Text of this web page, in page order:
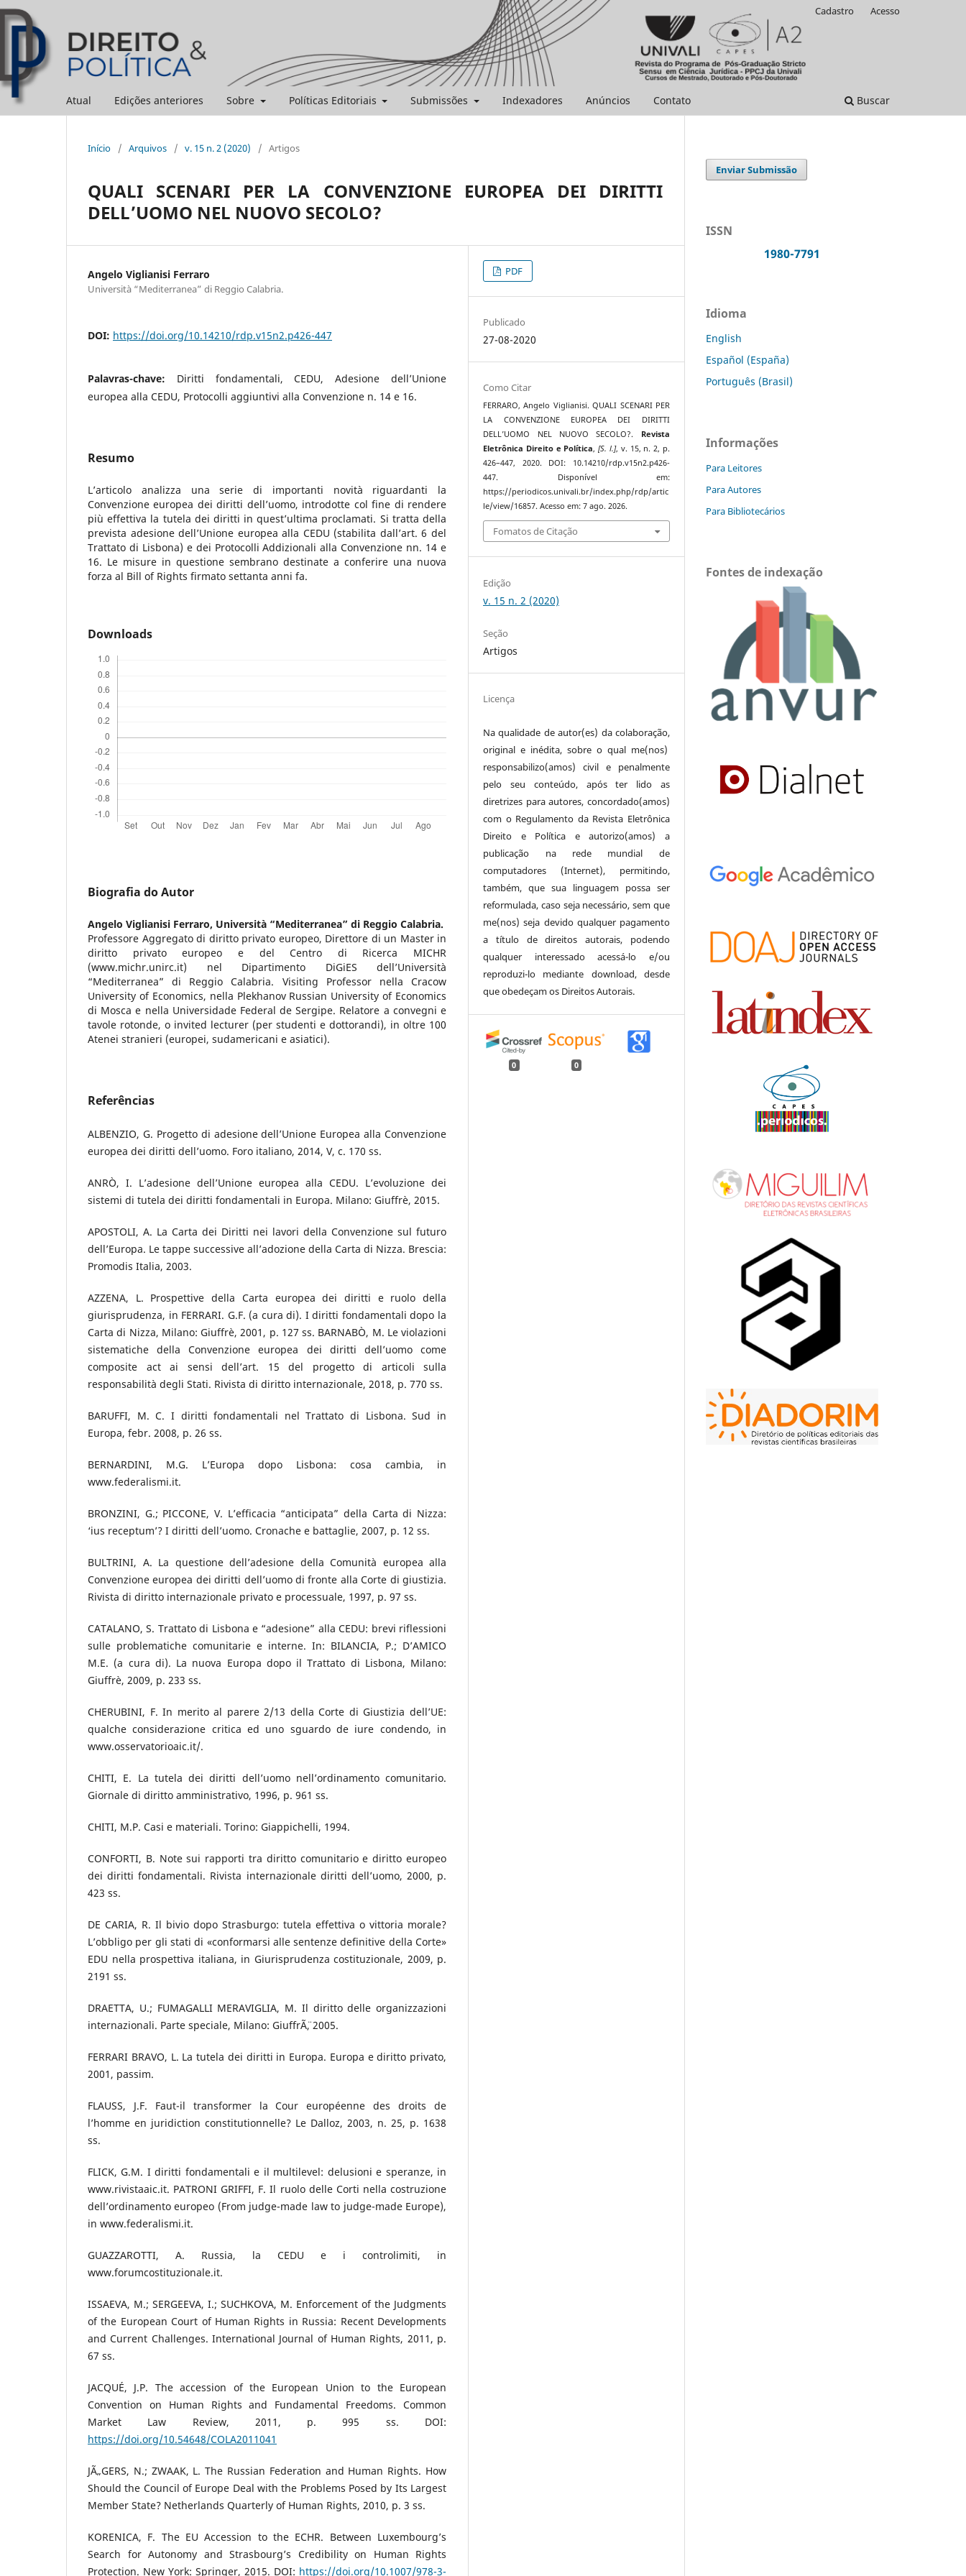
Atual Edições anteriores Sobre Políticas Editoriais Submissões Indexadores Anúncios Contato Buscar
Cadastro Acesso
Início / Arquivos / v. 15 n. 2 (2020) / Artigos
QUALI SCENARI PER LA CONVENZIONE EUROPEA DEI DIRITTI
DELL’UOMO NEL NUOVO SECOLO?
Angelo Viglianisi Ferraro
Università “Mediterranea” di Reggio Calabria.
DOI: https://doi.org/10.14210/rdp.v15n2.p426-447
Palavras-chave: Diritti fondamentali, CEDU, Adesione dell’Unione
europea alla CEDU, Protocolli aggiuntivi alla Convenzione n. 14 e 16.
Resumo
L’articolo analizza una serie di importanti novità riguardanti la
Convenzione europea dei diritti dell’uomo, introdotte col fine di rendere
più effettiva la tutela dei diritti in quest’ultima proclamati. Si tratta della
prevista adesione dell’Unione europea alla CEDU (stabilita dall’art. 6 del
Trattato di Lisbona) e dei Protocolli Addizionali alla Convenzione nn. 14 e
16. Le misure in questione sembrano destinate a conferire una nuova
forza al Bill of Rights firmato settanta anni fa.
Downloads
Biografia do Autor
Angelo Viglianisi Ferraro, Università “Mediterranea” di Reggio Calabria.
Professore Aggregato di diritto privato europeo, Direttore di un Master in
diritto privato europeo e del Centro di Ricerca MICHR
(www.michr.unirc.it) nel Dipartimento DiGiES dell’Università
“Mediterranea” di Reggio Calabria. Visiting Professor nella Cracow
University of Economics, nella Plekhanov Russian University of Economics
di Mosca e nella Universidade Federal de Sergipe. Relatore a convegni e
tavole rotonde, o invited lecturer (per studenti e dottorandi), in oltre 100
Atenei stranieri (europei, sudamericani e asiatici).
Referências
ALBENZIO, G. Progetto di adesione dell’Unione Europea alla Convenzione
europea dei diritti dell’uomo. Foro italiano, 2014, V, c. 170 ss.
ANRÒ, I. L’adesione dell’Unione europea alla CEDU. L’evoluzione dei
sistemi di tutela dei diritti fondamentali in Europa. Milano: Giuffrè, 2015.
APOSTOLI, A. La Carta dei Diritti nei lavori della Convenzione sul futuro
dell’Europa. Le tappe successive all’adozione della Carta di Nizza. Brescia:
Promodis Italia, 2003.
AZZENA, L. Prospettive della Carta europea dei diritti e ruolo della
giurisprudenza, in FERRARI. G.F. (a cura di). I diritti fondamentali dopo la
Carta di Nizza, Milano: Giuffrè, 2001, p. 127 ss. BARNABÒ, M. Le violazioni
sistematiche della Convenzione europea dei diritti dell’uomo come
composite act ai sensi dell’art. 15 del progetto di articoli sulla
responsabilità degli Stati. Rivista di diritto internazionale, 2018, p. 770 ss.
BARUFFI, M. C. I diritti fondamentali nel Trattato di Lisbona. Sud in
Europa, febr. 2008, p. 26 ss.
BERNARDINI, M.G. L’Europa dopo Lisbona: cosa cambia, in
www.federalismi.it.
BRONZINI, G.; PICCONE, V. L’efficacia “anticipata” della Carta di Nizza:
‘ius receptum’? I diritti dell’uomo. Cronache e battaglie, 2007, p. 12 ss.
BULTRINI, A. La questione dell’adesione della Comunità europea alla
Convenzione europea dei diritti dell’uomo di fronte alla Corte di giustizia.
Rivista di diritto internazionale privato e processuale, 1997, p. 97 ss.
CATALANO, S. Trattato di Lisbona e “adesione” alla CEDU: brevi riflessioni
sulle problematiche comunitarie e interne. In: BILANCIA, P.; D’AMICO
M.E. (a cura di). La nuova Europa dopo il Trattato di Lisbona, Milano:
Giuffrè, 2009, p. 233 ss.
CHERUBINI, F. In merito al parere 2/13 della Corte di Giustizia dell’UE:
qualche considerazione critica ed uno sguardo de iure condendo, in
www.osservatorioaic.it/.
CHITI, E. La tutela dei diritti dell’uomo nell’ordinamento comunitario.
Giornale di diritto amministrativo, 1996, p. 961 ss.
CHITI, M.P. Casi e materiali. Torino: Giappichelli, 1994.
CONFORTI, B. Note sui rapporti tra diritto comunitario e diritto europeo
dei diritti fondamentali. Rivista internazionale diritti dell’uomo, 2000, p.
423 ss.
DE CARIA, R. Il bivio dopo Strasburgo: tutela effettiva o vittoria morale?
L’obbligo per gli stati di «conformarsi alle sentenze definitive della Corte»
EDU nella prospettiva italiana, in Giurisprudenza costituzionale, 2009, p.
2191 ss.
DRAETTA, U.; FUMAGALLI MERAVIGLIA, M. Il diritto delle organizzazioni
internazionali. Parte speciale, Milano: GiuffrÃ¨, 2005.
FERRARI BRAVO, L. La tutela dei diritti in Europa. Europa e diritto privato,
2001, passim.
FLAUSS, J.F. Faut-il transformer la Cour européenne des droits de
l’homme en juridiction constitutionnelle? Le Dalloz, 2003, n. 25, p. 1638
ss.
FLICK, G.M. I diritti fondamentali e il multilevel: delusioni e speranze, in
www.rivistaaic.it. PATRONI GRIFFI, F. Il ruolo delle Corti nella costruzione
dell’ordinamento europeo (From judge-made law to judge-made Europe),
in www.federalismi.it.
GUAZZAROTTI, A. Russia, la CEDU e i controlimiti, in
www.forumcostituzionale.it.
ISSAEVA, M.; SERGEEVA, I.; SUCHKOVA, M. Enforcement of the Judgments
of the European Court of Human Rights in Russia: Recent Developments
and Current Challenges. International Journal of Human Rights, 2011, p.
67 ss.
JACQUÉ, J.P. The accession of the European Union to the European
Convention on Human Rights and Fundamental Freedoms. Common
Market Law Review, 2011, p. 995 ss. DOI:
https://doi.org/10.54648/COLA2011041
JÃ„GERS, N.; ZWAAK, L. The Russian Federation and Human Rights. How
Should the Council of Europe Deal with the Problems Posed by Its Largest
Member State? Netherlands Quarterly of Human Rights, 2010, p. 3 ss.
KORENICA, F. The EU Accession to the ECHR. Between Luxembourg’s
Search for Autonomy and Strasbourg’s Credibility on Human Rights
Protection. New York: Springer, 2015. DOI: https://doi.org/10.1007/978-3-
PDF
Publicado
27-08-2020
Como Citar
FERRARO, Angelo Viglianisi. QUALI SCENARI PER
LA CONVENZIONE EUROPEA DEI DIRITTI
DELL’UOMO NEL NUOVO SECOLO?. Revista
Eletrônica Direito e Política,[S. l.], v. 15, n. 2, p.
426–447, 2020. DOI: 10.14210/rdp.v15n2.p426-
447. Disponível em:
https://periodicos.univali.br/index.php/rdp/artic
le/view/16857. Acesso em: 7 ago. 2026.
Fomatos de Citação
Edição
v. 15 n. 2 (2020)
Seção
Artigos
Licença
Na qualidade de autor(es) da colaboração,
original e inédita, sobre o qual me(nos)
responsabilizo(amos) civil e penalmente
pelo seu conteúdo, após ter lido as
diretrizes para autores, concordado(amos)
com o Regulamento da Revista Eletrônica
Direito e Política e autorizo(amos) a
publicação na rede mundial de
computadores (Internet), permitindo,
também, que sua linguagem possa ser
reformulada, caso seja necessário, sem que
me(nos) seja devido qualquer pagamento
a título de direitos autorais, podendo
qualquer interessado acessá-lo e/ou
reproduzi-lo mediante download, desde
que obedeçam os Direitos Autorais.
0 0
Enviar Submissão
ISSN
1980-7791
Idioma
English
Español (España)
Português (Brasil)
Informações
Para Leitores
Para Autores
Para Bibliotecários
Fontes de indexação